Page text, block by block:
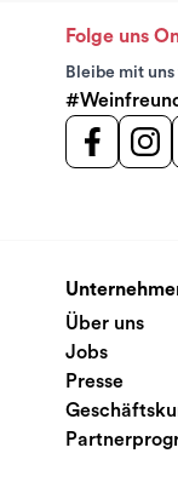
Folge uns
Bleibe mit
Über uns
Jobs
Presse